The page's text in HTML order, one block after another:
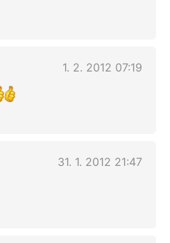
1. 2. 2012 07:19
31. 1. 2012 21:47